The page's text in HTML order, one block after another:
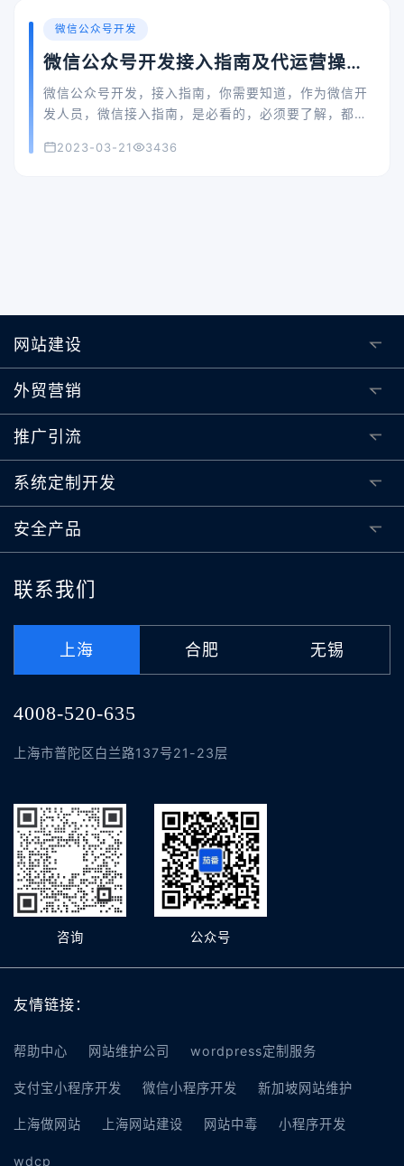
微信公众号开发
微信公众号开发接入指南及代运营操作
方式详解
微信公众号开发，接入指南，你需要知道，作为微信开
发人员，微信接入指南，是必看的，必须要了解，都需
性、依据接口文档实现业务逻辑，才能进行下面的功能
2023-03-21 3436
网站建设
外贸营销
推广引流
系统定制开发
安全产品
联系我们
上海 合肥 无锡
4008-520-635
上海市普陀区白兰路137号21-23层
咨询 公众号
友情链接：
帮助中心 网站维护公司 wordpress定制服务
支付宝小程序开发 微信小程序开发 新加坡网站维护
上海做网站 上海网站建设 网站中毒 小程序开发
wdcp